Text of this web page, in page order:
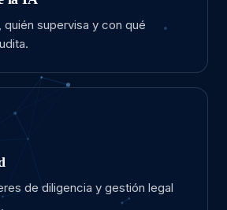
quién supervisa y con qué
de diligencia y gestión legal